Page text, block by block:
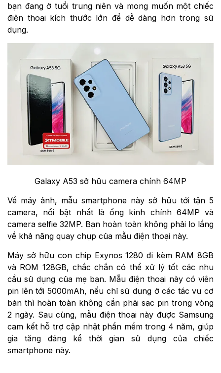
bạn đang ở tuổi trung niên và mong muốn một chiếc
điện thoại kích thước lớn để dễ dàng hơn trong sử
dụng.
Galaxy A53 sở hữu camera chính 64MP
Về máy ảnh, mẫu smartphone này sở hữu tới tận 5
camera, nổi bật nhất là ống kính chính 64MP và
camera selfie 32MP. Bạn hoàn toàn không phải lo lắng
về khả năng quay chụp của mẫu điện thoại này.
Máy sở hữu con chip Exynos 1280 đi kèm RAM 8GB
và ROM 128GB, chắc chắn có thể xử lý tốt các nhu
cầu sử dụng của mẹ bạn. Mẫu điện thoại này có viên
pin lên tới 5000mAh, nếu chỉ sử dụng ở các tác vụ cơ
bản thì hoàn toàn không cần phải sạc pin trong vòng
2 ngày. Sau cùng, mẫu điện thoại này được Samsung
cam kết hỗ trợ cập nhật phần mềm trong 4 năm, giúp
gia tăng đáng kể thời gian sử dụng của chiếc
smartphone này.